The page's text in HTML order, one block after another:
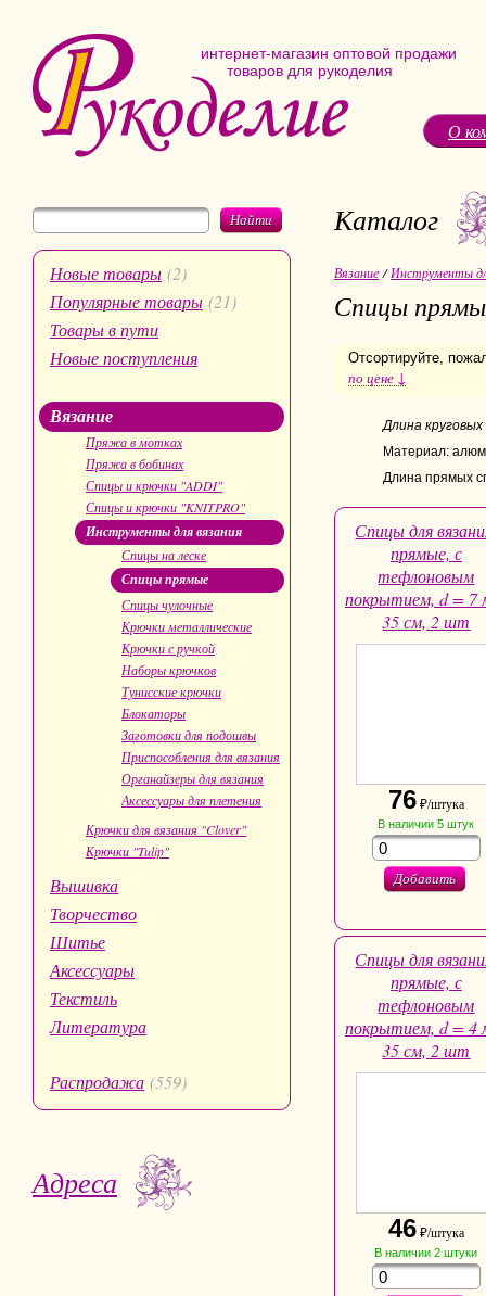
интернет-магазин оптовой продажи
товаров для рукоделия
О
Найти
Новые товары (2)
Популярные товары (21)
Товары в пути
Новые поступления
Вязание
Пряжа в мотках
Пряжа в бобинах
Спицы и крючки "ADDI"
Спицы и крючки "KNITPRO"
Инструменты для вязания
Спицы на леске
Спицы прямые
Спицы чулочные
Крючки металлические
Крючки с ручкой
Наборы крючков
Тунисские крючки
Блокаторы
Заготовки для подошвы
Приспособления для вязания
Органайзеры для вязания
Аксессуары для плетения
Крючки для вязания "Clover"
Крючки "Tulip"
Вышивка
Творчество
Шитье
Аксессуары
Текстиль
Литература
Распродажа (559)
Адреса
Каталог
Вязание /Инструменты
Спицы
Отсортируйте,
по цене ↓
Длина
Материал:
Длина прямых
Спицы для
прямые, с
тефлоновым
покрытием, d = 7
35 см, 2 шт
76 ₽/штука
В наличии5штук
Добавить
Спицы для
прямые, с
тефлоновым
покрытием, d = 4
35 см, 2 шт
46 ₽/штука
В наличии2штуки